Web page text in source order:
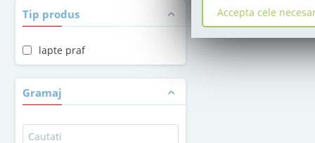
Tip produs
lapte praf
Gramaj
Accepta cele